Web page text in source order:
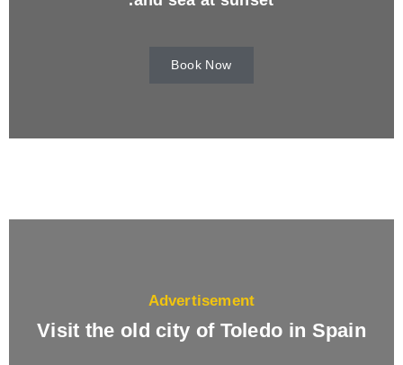
Book Now
Advertisement
Visit the old city of Toledo in Spain